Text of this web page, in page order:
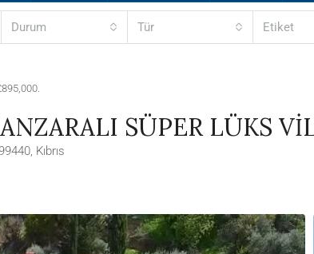
Durum Tür Etiket
SÜPER LÜKS
Kıbrıs